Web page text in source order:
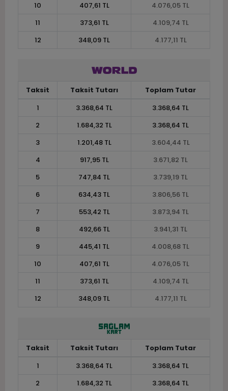
10
407,61 TL
4.076,05 TL
11
373,61 TL
4.109,74 TL
12
348,09 TL 4.177,11 TL
Taksit Taksit Tutarı
Toplam Tutar
1
3.368,64 TL
3.368,64 TL
2
1.684,32 TL
3.368,64 TL
3
1.201,48 TL
3.604,44 TL
4
917,95 TL
3.671,82 TL
5
747,84 TL
3.739,19 TL
6
634,43 TL
3.806,56 TL
7
553,42 TL
3.873,94 TL
8
492,66 TL
3.941,31 TL
9
445,41 TL
4.008,68 TL
10
407,61 TL
4.076,05 TL
11
373,61 TL
4.109,74 TL
12
348,09 TL 4.177,11 TL
Taksit Taksit Tutarı
Toplam Tutar
1
3.368,64 TL
3.368,64 TL
2
1.684,32 TL
3.368,64 TL